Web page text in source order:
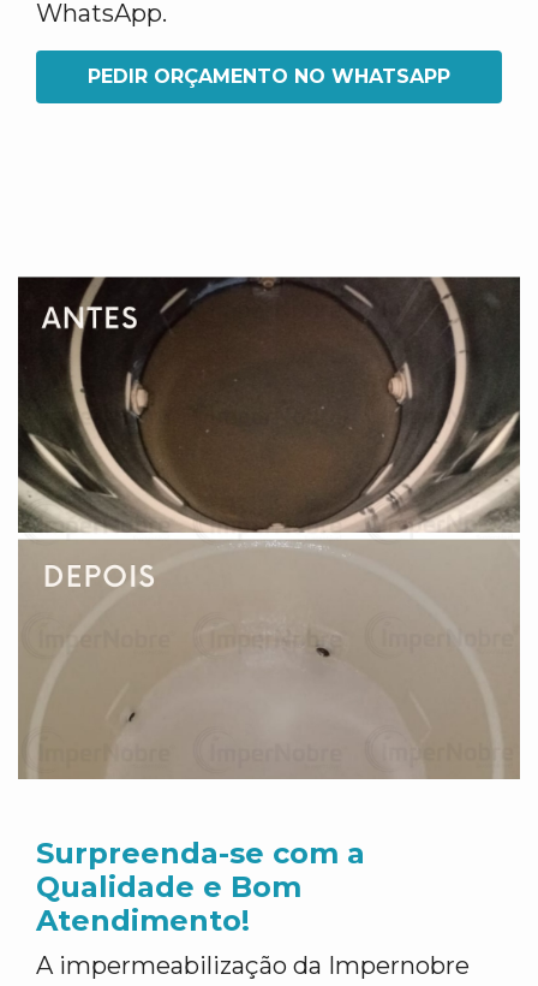
WhatsApp.
PEDIR ORÇAMENTO NO WHATSAPP
Surpreenda-se com a
Qualidade e Bom
Atendimento!
A impermeabilização da Impernobre